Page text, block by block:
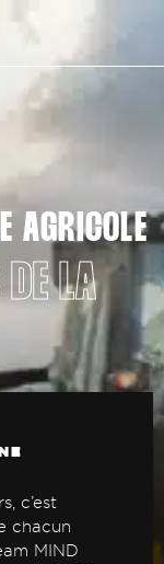
AGRICOLE
LA
c’est
chacun
MIND